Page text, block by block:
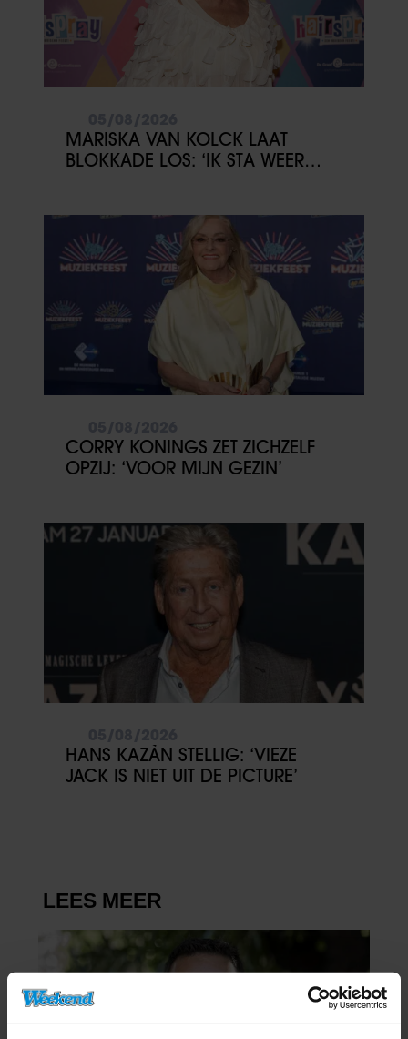
MARISKA VAN KOLCK LAAT
BLOKKADE LOS: ‘IK STA WEER
CORRY KONINGS ZET ZICHZELF
OPZIJ: ‘VOOR MIJN GEZIN’
HANS KAZÀN STELLIG: ‘VIEZE
JACK IS NIET UIT DE PICTURE’